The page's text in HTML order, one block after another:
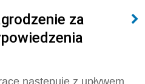
za
następuje z upływem